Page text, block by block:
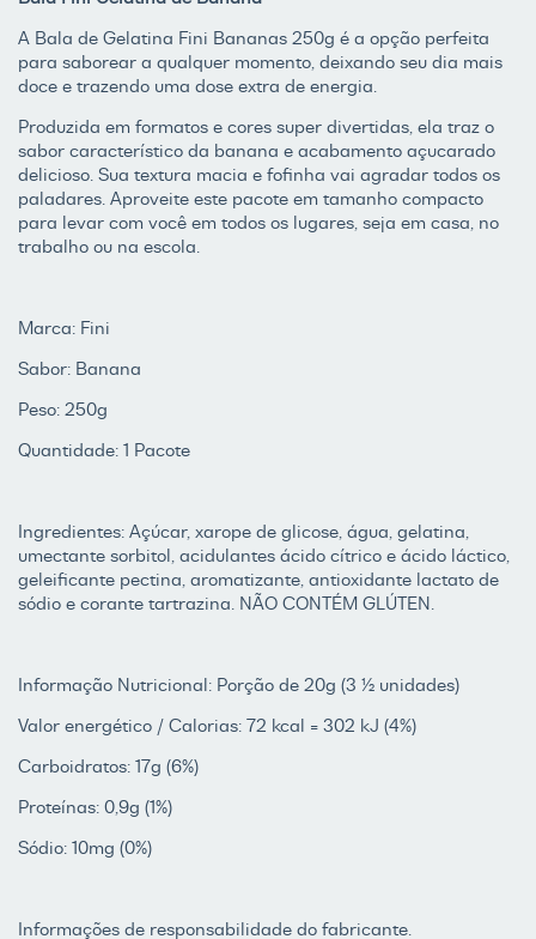
A Bala de Gelatina Fini Bananas 250g é a opção perfeita
para saborear a qualquer momento, deixando seu dia mais
doce e trazendo uma dose extra de energia.
Produzida em formatos e cores super divertidas, ela traz o
sabor característico da banana e acabamento açucarado
delicioso. Sua textura macia e fofinha vai agradar todos os
paladares. Aproveite este pacote em tamanho compacto
para levar com você em todos os lugares, seja em casa, no
trabalho ou na escola.
Marca: Fini
Sabor: Banana
Peso: 250g
Quantidade: 1 Pacote
Ingredientes: Açúcar, xarope de glicose, água, gelatina,
umectante sorbitol, acidulantes ácido cítrico e ácido láctico,
geleificante pectina, aromatizante, antioxidante lactato de
sódio e corante tartrazina. NÃO CONTÉM GLÚTEN.
Informação Nutricional: Porção de 20g (3 ½ unidades)
Valor energético / Calorias: 72 kcal = 302 kJ (4%)
Carboidratos: 17g (6%)
Proteínas: 0,9g (1%)
Sódio: 10mg (0%)
Informações de responsabilidade do fabricante.